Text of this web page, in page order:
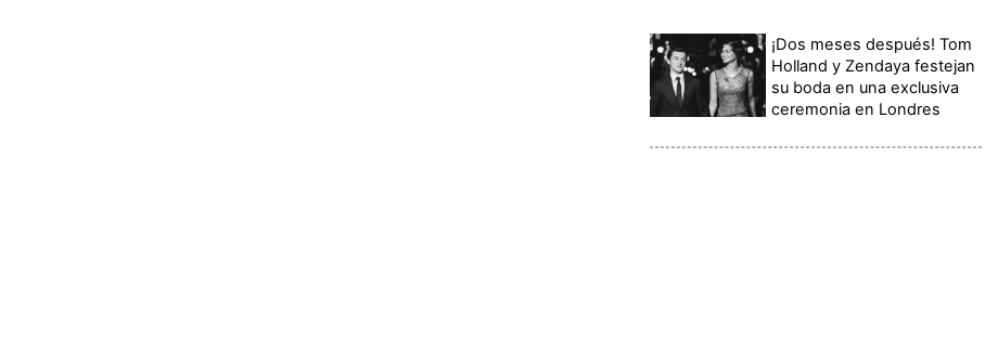
¡Dos meses después! Tom
Holland y Zendaya festejan
su boda en una exclusiva
ceremonia en Londres